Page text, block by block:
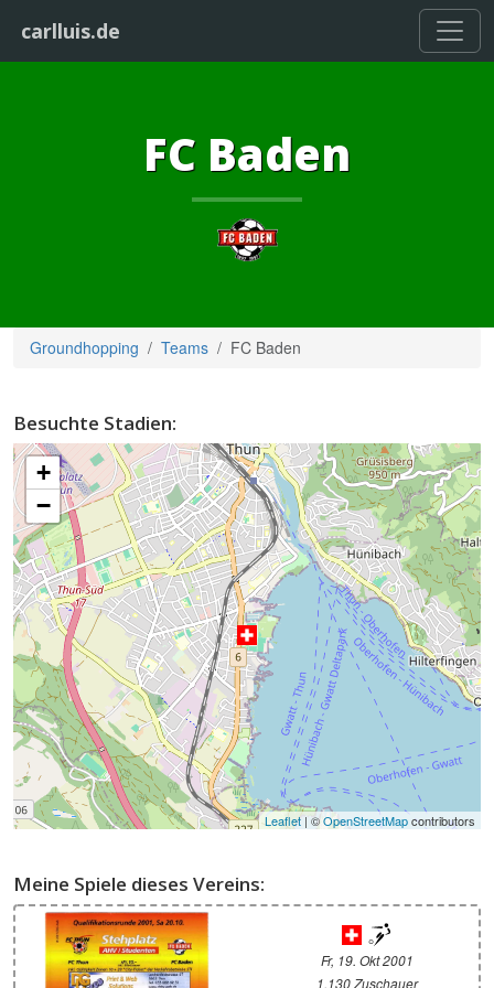
carlluis.de
FC Baden
Groundhopping Teams FC Baden
Besuchte Stadien:
+
−
Leaflet| ©OpenStreetMapcontributors
Meine Spiele dieses Vereins:
Fr, 19. Okt 2001
1.130 Zuschauer